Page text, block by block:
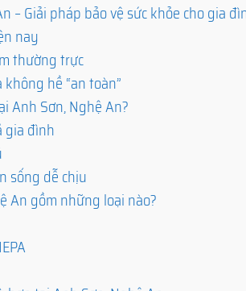
– Giải pháp bảo vệ sức khỏe cho gia
nay
thường trực
hề “an toàn”
Anh Sơn, Nghệ An?
gia đình
sống dễ chịu
An gồm những loại nào?